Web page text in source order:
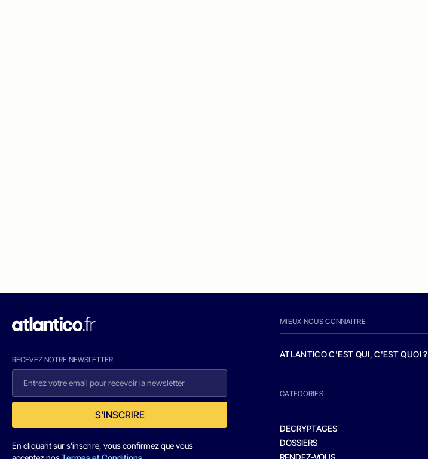
RECEVEZ NOTRE NEWSLETTER
S'INSCRIRE
En cliquant sur s'inscrire, vous confirmez que vous
MIEUX NOUS CONNAITRE
ATLANTICO C'EST QUI, C'EST QUOI ?
CATEGORIES
DECRYPTAGES
DOSSIERS
RENDEZ-VOUS